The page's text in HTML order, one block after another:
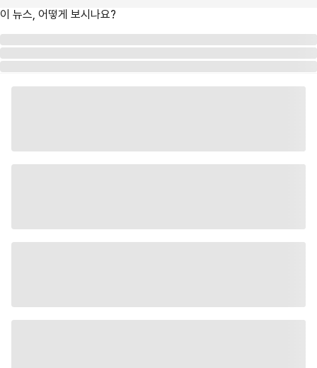
이 뉴스, 어떻게 보시나요?